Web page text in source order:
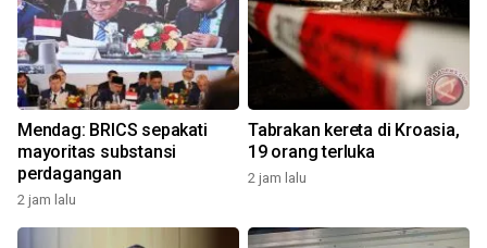
Mendag: BRICS sepakati
mayoritas substansi
perdagangan
2 jam lalu
Tabrakan kereta di Kroasia,
19 orang terluka
2 jam lalu